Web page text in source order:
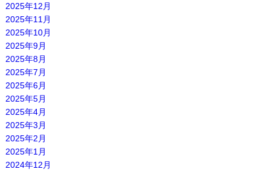
2025年12月
2025年11月
2025年10月
2025年9月
2025年8月
2025年7月
2025年6月
2025年5月
2025年4月
2025年3月
2025年2月
2025年1月
2024年12月